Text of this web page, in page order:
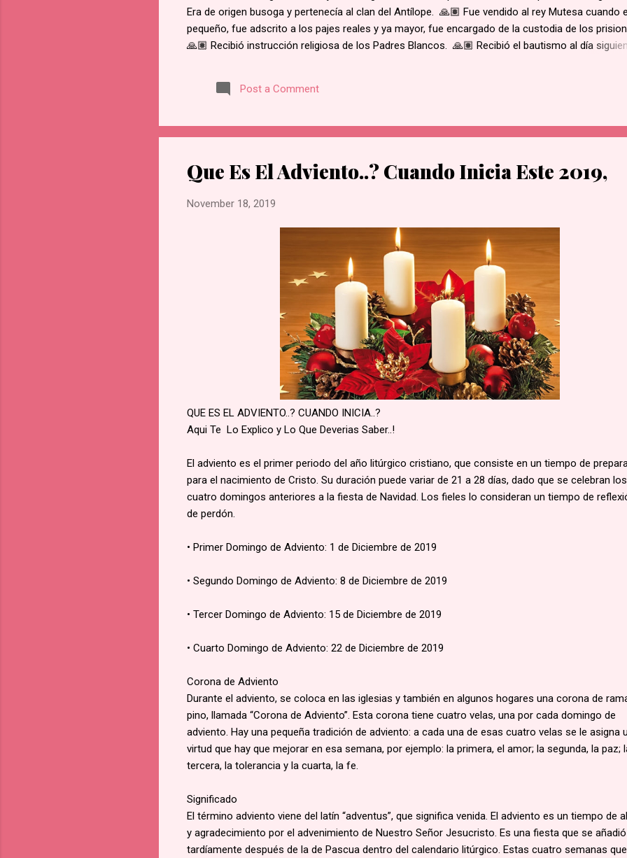
Era de origen busoga y pertenecía al clan del Antílope. 🙏🏽 Fue vendido al rey Mutesa cuando
pequeño, fue adscrito a los pajes reales y ya mayor, fue encargado de la custodia de los
🙏🏽 Recibió instrucción religiosa de los Padres Blancos. 🙏🏽 Recibió el bautismo al día
retractarse de su fe, rehusó. Junto con otros mártires se le condujo en una marcha hacia la
Namugongo, a unos 60 kms de su hogar. 🙏🏽 Según la costumbre, se ejecutaba a un prisionero
en Lubawo, fue alanceado y decapitado y sus restos dejados al borde del camino....
Post a Comment
Que Es El Adviento..? Cuando Inicia Este 2019,
November 18, 2019
QUE ES EL ADVIENTO..? CUANDO INICIA..?
Aqui Te Lo Explico y Lo Que Deverias Saber..!
El adviento es el primer periodo del año litúrgico cristiano, que consiste en un tiempo de
para el nacimiento de Cristo. Su duración puede variar de 21 a 28 días, dado que se celebran los
cuatro domingos anteriores a la fiesta de Navidad. Los fieles lo consideran un tiempo de
de perdón.
• Primer Domingo de Adviento: 1 de Diciembre de 2019
• Segundo Domingo de Adviento: 8 de Diciembre de 2019
• Tercer Domingo de Adviento: 15 de Diciembre de 2019
• Cuarto Domingo de Adviento: 22 de Diciembre de 2019
Corona de Adviento
Durante el adviento, se coloca en las iglesias y también en algunos hogares una corona de
pino, llamada “Corona de Adviento”. Esta corona tiene cuatro velas, una por cada domingo de
adviento. Hay una pequeña tradición de adviento: a cada una de esas cuatro velas se le asigna
virtud que hay que mejorar en esa semana, por ejemplo: la primera, el amor; la segunda, la paz;
tercera, la tolerancia y la cuarta, la fe.
Significado
El término adviento viene del latín “adventus”, que significa venida. El adviento es un tiempo de
y agradecimiento por el advenimiento de Nuestro Señor Jesucristo. Es una fiesta que se añadió
tardíamente después de la de Pascua dentro del calendario litúrgico. Estas cuatro semanas que